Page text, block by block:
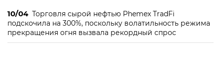
10/04 Торговля сырой нефтью Phemex TradFi
подскочила на 300%, поскольку волатильность режима
прекращения огня вызвала рекордный спрос